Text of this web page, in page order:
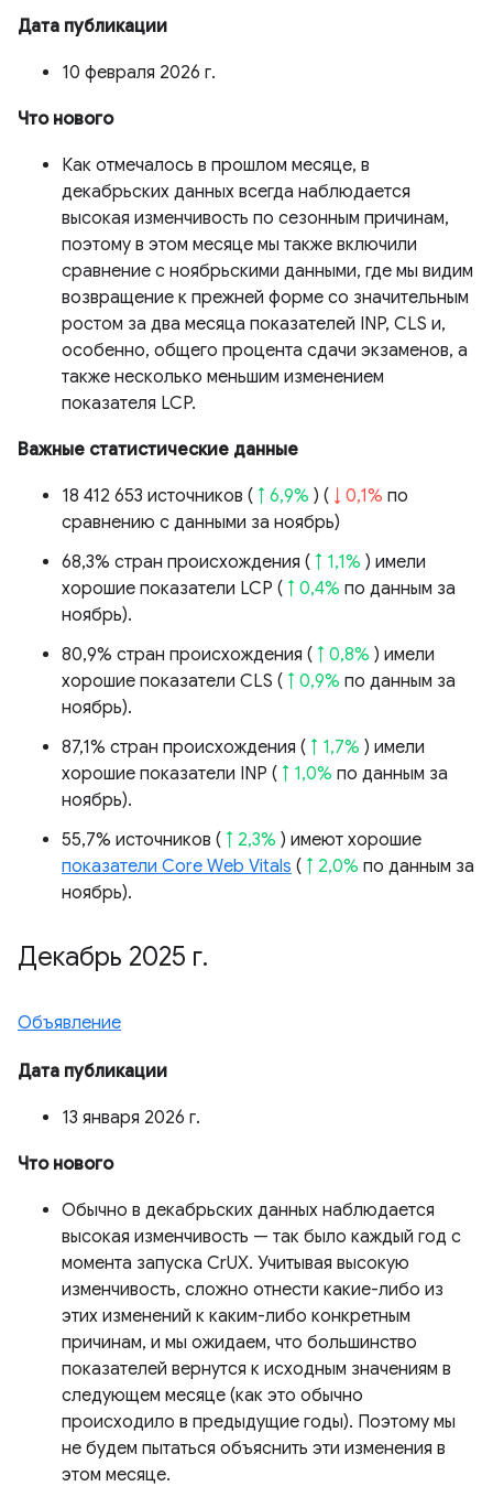
Дата публикации
10 февраля 2026 г.
Что нового
Как отмечалось в прошлом месяце, в
декабрьских данных всегда наблюдается
высокая изменчивость по сезонным причинам,
поэтому в этом месяце мы также включили
сравнение с ноябрьскими данными, где мы видим
возвращение к прежней форме со значительным
ростом за два месяца показателей INP, CLS и,
особенно, общего процента сдачи экзаменов, а
также несколько меньшим изменением
показателя LCP.
Важные статистические данные
18 412 653 источников ( ↑ 6,9% ) ( ↓ 0,1% по
сравнению с данными за ноябрь)
68,3% стран происхождения ( ↑ 1,1% ) имели
хорошие показатели LCP ( ↑ 0,4% по данным за
ноябрь).
80,9% стран происхождения ( ↑ 0,8% ) имели
хорошие показатели CLS ( ↑ 0,9% по данным за
ноябрь).
87,1% стран происхождения ( ↑ 1,7% ) имели
хорошие показатели INP ( ↑ 1,0% по данным за
ноябрь).
55,7% источников ( ↑ 2,3% ) имеют хорошие
показатели Core Web Vitals ( ↑ 2,0% по данным за
ноябрь).
Декабрь 2025 г.
Объявление
Дата публикации
13 января 2026 г.
Что нового
Обычно в декабрьских данных наблюдается
высокая изменчивость — так было каждый год с
момента запуска CrUX. Учитывая высокую
изменчивость, сложно отнести какие-либо из
этих изменений к каким-либо конкретным
причинам, и мы ожидаем, что большинство
показателей вернутся к исходным значениям в
следующем месяце (как это обычно
происходило в предыдущие годы). Поэтому мы
не будем пытаться объяснить эти изменения в
этом месяце.